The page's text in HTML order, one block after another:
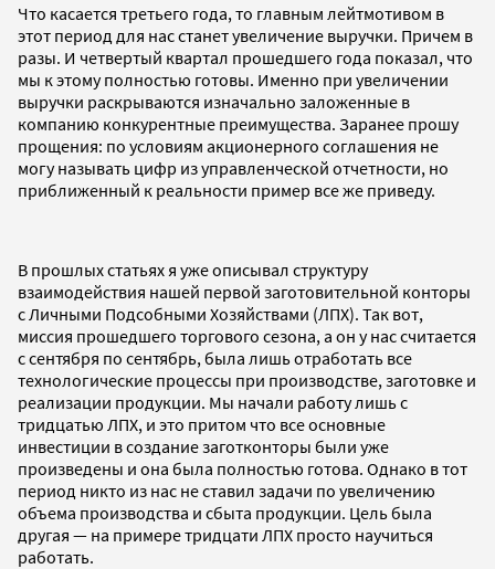
Что касается третьего года, то главным лейтмотивом в
этот период для нас станет увеличение выручки. Причем в
разы. И четвертый квартал прошедшего года показал, что
мы к этому полностью готовы. Именно при увеличении
выручки раскрываются изначально заложенные в
компанию конкурентные преимущества. Заранее прошу
прощения: по условиям акционерного соглашения не
могу называть цифр из управленческой отчетности, но
приближенный к реальности пример все же приведу.
В прошлых статьях я уже описывал структуру
взаимодействия нашей первой заготовительной конторы
с Личными Подсобными Хозяйствами (ЛПХ). Так вот,
миссия прошедшего торгового сезона, а он у нас считается
с сентября по сентябрь, была лишь отработать все
технологические процессы при производстве, заготовке и
реализации продукции. Мы начали работу лишь с
тридцатью ЛПХ, и это притом что все основные
инвестиции в создание заготконторы были уже
произведены и она была полностью готова. Однако в тот
период никто из нас не ставил задачи по увеличению
объема производства и сбыта продукции. Цель была
другая — на примере тридцати ЛПХ просто научиться
работать.